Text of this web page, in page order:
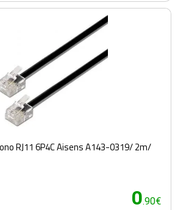
RJ11 6P4C Aisens A143-0319/ 2m/
0.90€